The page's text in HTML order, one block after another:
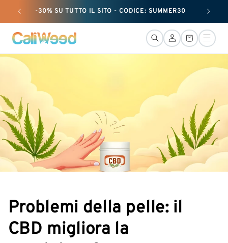
e passare
contenuto
-30% SU TUTTO IL SITO - CODICE: SUMMER30 + 25
Connessione
Cestino
Problemi della pelle: il
CBD migliora la